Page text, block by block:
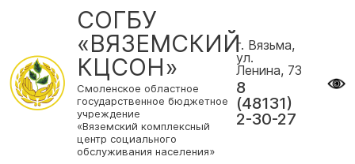
СОГБУ
«ВЯЗЕМСКИЙ
КЦСОН»
Смоленское областное
государственное бюджетное
учреждение
«Вяземский комплексный
центр социального
обслуживания населения»
г. Вязьма,
ул.
Ленина, 73
8
(48131)
2-30-27